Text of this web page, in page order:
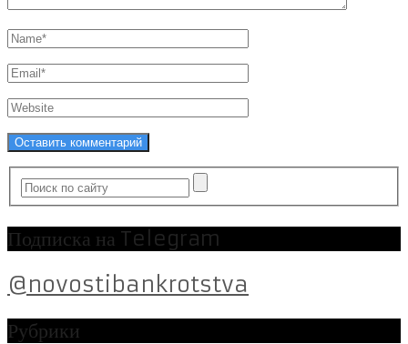
Подписка на Telegram
@novostibankrotstva
Рубрики